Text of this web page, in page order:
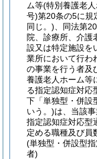
ム等(特別養護老
号)第20条の5に規
同じ。) 、同法第
院、診療所、介護
設又は特定施設を
業所において行わ
の事業を行う者及
養護老人ホーム等
る指定認知症対応
下「単独型・併設
いう。)は、当該
指定認知症対応型
定める職種及び員
(単独型・併設型
者)